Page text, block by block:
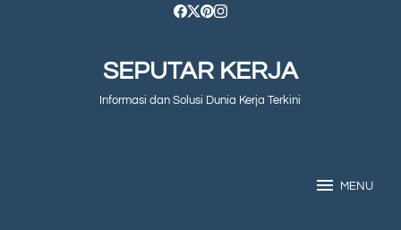
SEPUTAR KERJA
Informasi dan Solusi Dunia Kerja Terkini
MENU